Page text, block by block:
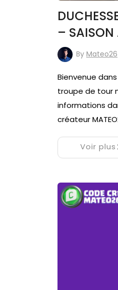
–
By Mateo26
Bienvenue
troupe de tour
informations
créateur
Voir plus